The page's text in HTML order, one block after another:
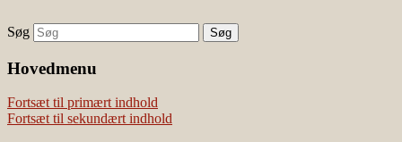
Наши партнеры
лучшие займы
Vivis chili
chili – dyrkning og mad
Søg
Hovedmenu
Fortsæt til primært indhold
Fortsæt til sekundært indhold